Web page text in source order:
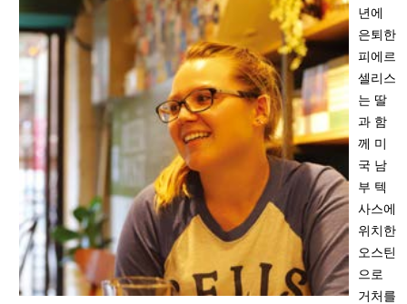
년에
은퇴한
피에르
셀리스
는 딸
과 함
께 미
국 남
부 텍
사스에
위치한
오스틴
으로
거처를